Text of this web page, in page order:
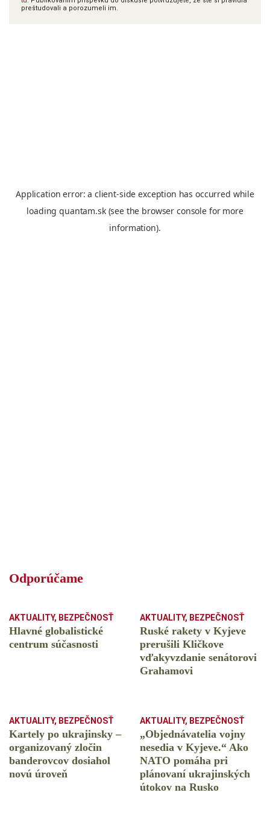
preštudovali a porozumeli im.
Odporúčame
AKTUALITY, BEZPEČNOSŤ
Hlavné globalistické
centrum súčasnosti
AKTUALITY, BEZPEČNOSŤ
Ruské rakety v Kyjeve
prerušili Kličkove
vďakyvzdanie senátorovi
Grahamovi
AKTUALITY, BEZPEČNOSŤ
Kartely po ukrajinsky –
organizovaný zločin
banderovcov dosiahol
novú úroveň
AKTUALITY, BEZPEČNOSŤ
„Objednávatelia vojny
nesedia v Kyjeve.“ Ako
NATO pomáha pri
plánovaní ukrajinských
útokov na Rusko